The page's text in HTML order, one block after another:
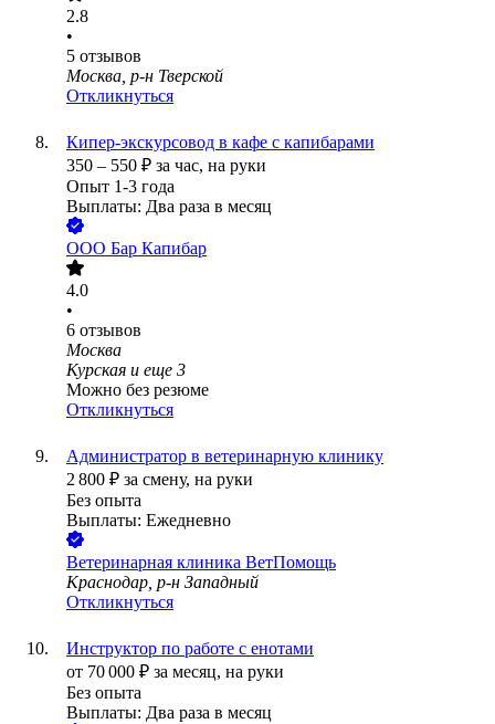
2.8
•
5 отзывов
Москва, р-н Тверской
Откликнуться
Кипер-экскурсовод в кафе с капибарами
350 – 550 ₽ за час, на руки
Опыт 1-3 года
Выплаты: Два раза в месяц
ООО Бар Капибар
4.0
•
6 отзывов
Москва
Курская и еще 3
Можно без резюме
Откликнуться
Администратор в ветеринарную клинику
2 800 ₽ за смену, на руки
Без опыта
Выплаты: Ежедневно
Ветеринарная клиника ВетПомощь
Краснодар, р-н Западный
Откликнуться
Инструктор по работе с енотами
от 70 000 ₽ за месяц, на руки
Без опыта
Выплаты: Два раза в месяц